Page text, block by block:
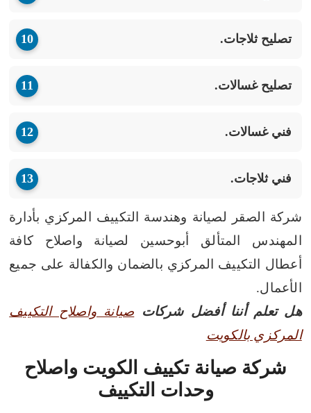
تصليح ثلاجات.
تصليح غسالات.
فني غسالات.
فني ثلاجات.
شركة الصقر لصيانة وهندسة التكييف المركزي بأدارة
المهندس المتألق أبوحسين لصيانة واصلاح كافة
أعطال التكييف المركزي بالضمان والكفالة على جميع
الأعمال.
هل تعلم أننا أفضل شركات صيانة واصلاح التكييف
المركزي بالكويت
شركة صيانة تكييف الكويت واصلاح
وحدات التكييف